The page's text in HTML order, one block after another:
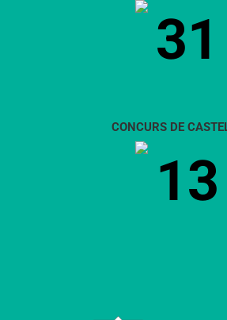
31
CONCURS DE
13